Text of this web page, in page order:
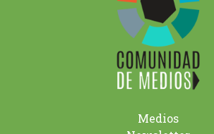
Medios